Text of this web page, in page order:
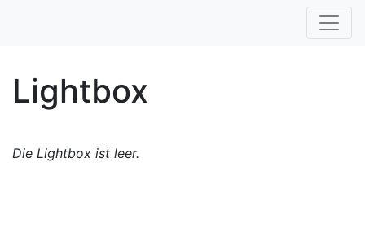
Lightbox
Die Lightbox ist leer.